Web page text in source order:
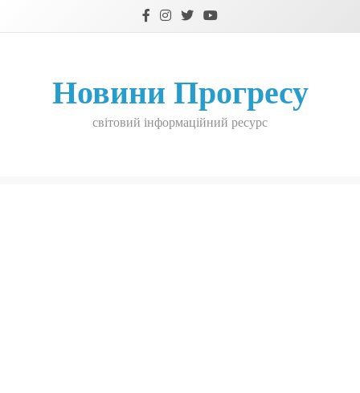
Новини Прогресу
світовий інформаційний ресурс